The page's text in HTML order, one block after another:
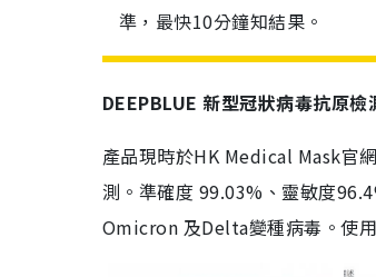
準，最快10分鐘知結果。
DEEPBLUE 新型冠狀病毒抗原檢
產品現時於HK Medical Mask官
測。準確度 99.03%、靈敏度
Omicron 及Delta變種病毒。使